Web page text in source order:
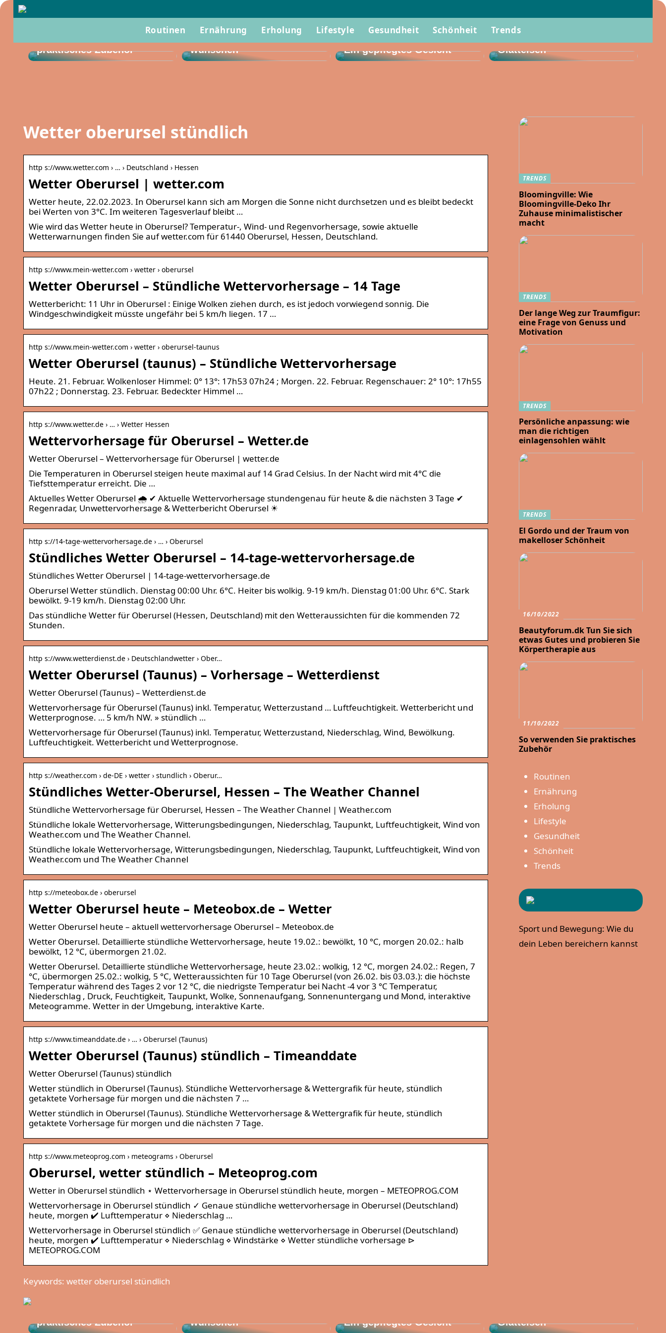
Routinen Ernährung Erholung Lifestyle Gesundheit Schönheit Trends
praktisches Zubehör
Gut zu wissen, wenn Sie
wünschen
Ein gepflegtes Gesicht
Stylen Sie Ihr Haar diesen
Glätteisen
Wetter oberursel stündlich
http s://www.wetter.com › … › Deutschland › Hessen
Wetter Oberursel | wetter.com
Wetter heute, 22.02.2023. In Oberursel kann sich am Morgen die Sonne nicht durchsetzen und es bleibt bedeckt
bei Werten von 3°C. Im weiteren Tagesverlauf bleibt …
Wie wird das Wetter heute in Oberursel? Temperatur-, Wind- und Regenvorhersage, sowie aktuelle
Wetterwarnungen finden Sie auf wetter.com für 61440 Oberursel, Hessen, Deutschland.
http s://www.mein-wetter.com › wetter › oberursel
Wetter Oberursel – Stündliche Wettervorhersage – 14 Tage
Wetterbericht: 11 Uhr in Oberursel : Einige Wolken ziehen durch, es ist jedoch vorwiegend sonnig. Die
Windgeschwindigkeit müsste ungefähr bei 5 km/h liegen. 17 …
http s://www.mein-wetter.com › wetter › oberursel-taunus
Wetter Oberursel (taunus) – Stündliche Wettervorhersage
Heute. 21. Februar. Wolkenloser Himmel: 0° 13°: 17h53 07h24 ; Morgen. 22. Februar. Regenschauer: 2° 10°: 17h55
07h22 ; Donnerstag. 23. Februar. Bedeckter Himmel …
http s://www.wetter.de › … › Wetter Hessen
Wettervorhersage für Oberursel – Wetter.de
Wetter Oberursel – Wettervorhersage für Oberursel | wetter.de
Die Temperaturen in Oberursel steigen heute maximal auf 14 Grad Celsius. In der Nacht wird mit 4°C die
Tiefsttemperatur erreicht. Die …
Aktuelles Wetter Oberursel 🌧️ ✔ Aktuelle Wettervorhersage stundengenau für heute & die nächsten 3 Tage ✔
Regenradar, Unwettervorhersage & Wetterbericht Oberursel ☀
http s://14-tage-wettervorhersage.de › … › Oberursel
Stündliches Wetter Oberursel – 14-tage-wettervorhersage.de
Stündliches Wetter Oberursel | 14-tage-wettervorhersage.de
Oberursel Wetter stündlich. Dienstag 00:00 Uhr. 6°C. Heiter bis wolkig. 9-19 km/h. Dienstag 01:00 Uhr. 6°C. Stark
bewölkt. 9-19 km/h. Dienstag 02:00 Uhr.
Das stündliche Wetter für Oberursel (Hessen, Deutschland) mit den Wetteraussichten für die kommenden 72
Stunden.
http s://www.wetterdienst.de › Deutschlandwetter › Ober…
Wetter Oberursel (Taunus) – Vorhersage – Wetterdienst
Wetter Oberursel (Taunus) – Wetterdienst.de
Wettervorhersage für Oberursel (Taunus) inkl. Temperatur, Wetterzustand … Luftfeuchtigkeit. Wetterbericht und
Wetterprognose. … 5 km/h NW. » stündlich …
Wettervorhersage für Oberursel (Taunus) inkl. Temperatur, Wetterzustand, Niederschlag, Wind, Bewölkung.
Luftfeuchtigkeit. Wetterbericht und Wetterprognose.
http s://weather.com › de-DE › wetter › stundlich › Oberur…
Stündliches Wetter-Oberursel, Hessen – The Weather Channel
Stündliche Wettervorhersage für Oberursel, Hessen – The Weather Channel | Weather.com
Stündliche lokale Wettervorhersage, Witterungsbedingungen, Niederschlag, Taupunkt, Luftfeuchtigkeit, Wind von
Weather.com und The Weather Channel.
Stündliche lokale Wettervorhersage, Witterungsbedingungen, Niederschlag, Taupunkt, Luftfeuchtigkeit, Wind von
Weather.com und The Weather Channel
http s://meteobox.de › oberursel
Wetter Oberursel heute – Meteobox.de – Wetter
Wetter Oberursel heute – aktuell wettervorhersage Oberursel – Meteobox.de
Wetter Oberursel. Detaillierte stündliche Wettervorhersage, heute 19.02.: bewölkt, 10 °C, morgen 20.02.: halb
bewölkt, 12 °C, übermorgen 21.02.
Wetter Oberursel. Detaillierte stündliche Wettervorhersage, heute 23.02.: wolkig, 12 °C, morgen 24.02.: Regen, 7
°C, übermorgen 25.02.: wolkig, 5 °C, Wetteraussichten für 10 Tage Oberursel (von 26.02. bis 03.03.): die höchste
Temperatur während des Tages 2 vor 12 °C, die niedrigste Temperatur bei Nacht -4 vor 3 °C Temperatur,
Niederschlag , Druck, Feuchtigkeit, Taupunkt, Wolke, Sonnenaufgang, Sonnenuntergang und Mond, interaktive
Meteogramme. Wetter in der Umgebung, interaktive Karte.
http s://www.timeanddate.de › … › Oberursel (Taunus)
Wetter Oberursel (Taunus) stündlich – Timeanddate
Wetter Oberursel (Taunus) stündlich
Wetter stündlich in Oberursel (Taunus). Stündliche Wettervorhersage & Wettergrafik für heute, stündlich
getaktete Vorhersage für morgen und die nächsten 7 …
Wetter stündlich in Oberursel (Taunus). Stündliche Wettervorhersage & Wettergrafik für heute, stündlich
getaktete Vorhersage für morgen und die nächsten 7 Tage.
http s://www.meteoprog.com › meteograms › Oberursel
Oberursel, wetter stündlich – Meteoprog.com
Wetter in Oberursel stündlich ⋆ Wettervorhersage in Oberursel stündlich heute, morgen – METEOPROG.COM
Wettervorhersage in Oberursel stündlich ✓ Genaue stündliche wettervorhersage in Oberursel (Deutschland)
heute, morgen ✔️ Lufttemperatur ⋄ Niederschlag …
Wettervorhersage in Oberursel stündlich ✅ Genaue stündliche wettervorhersage in Oberursel (Deutschland)
heute, morgen ✔️ Lufttemperatur ⋄ Niederschlag ⋄ Windstärke ⋄ Wetter stündliche vorhersage ⊳
METEOPROG.COM
Keywords: wetter oberursel stündlich
TRENDS
Bloomingville: Wie
Bloomingville-Deko Ihr
Zuhause minimalistischer
macht
TRENDS
Der lange Weg zur Traumfigur:
eine Frage von Genuss und
Motivation
TRENDS
Persönliche anpassung: wie
man die richtigen
einlagensohlen wählt
TRENDS
El Gordo und der Traum von
makelloser Schönheit
16/10/2022
Beautyforum.dk Tun Sie sich
etwas Gutes und probieren Sie
Körpertherapie aus
11/10/2022
So verwenden Sie praktisches
Zubehör
Routinen
Ernährung
Erholung
Lifestyle
Gesundheit
Schönheit
Trends
Sport und Bewegung: Wie du
dein Leben bereichern kannst
praktisches Zubehör
wünschen
Ein gepflegtes Gesicht
Glätteisen